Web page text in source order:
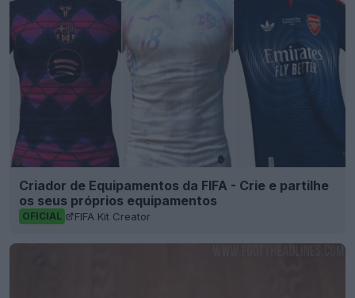
Criador de Equipamentos da FIFA - Crie e partilhe
os seus próprios equipamentos
OFICIAL FIFA Kit Creator